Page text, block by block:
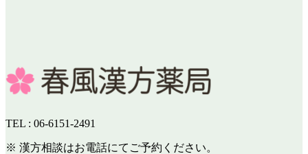
TEL : 06-6151-2491
※ 漢方相談はお電話にてご予約ください。